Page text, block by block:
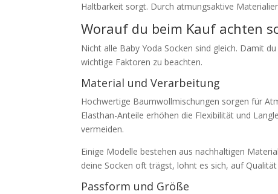
Haltbarkeit sorgt. Durch atmungsaktive
Worauf du beim Kauf achten
Nicht alle Baby Yoda Socken sind gleich. Damit
wichtige Faktoren zu beachten.
Material und Verarbeitung
Hochwertige Baumwollmischungen sorgen für
Elasthan-Anteile erhöhen die Flexibilität und
vermeiden.
Einige Modelle bestehen aus nachhaltigen
deine Socken oft trägst, lohnt es sich, auf
Passform und Größe